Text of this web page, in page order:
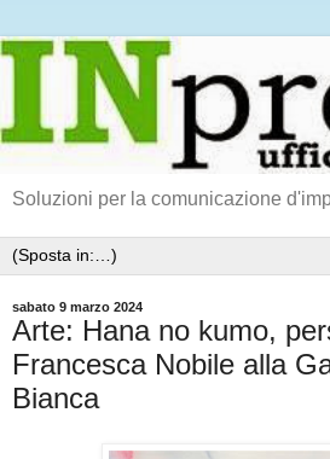
Soluzioni per la comunicazione
sabato 9 marzo 2024
Arte: Hana no kumo,
Francesca Nobile alla
Bianca